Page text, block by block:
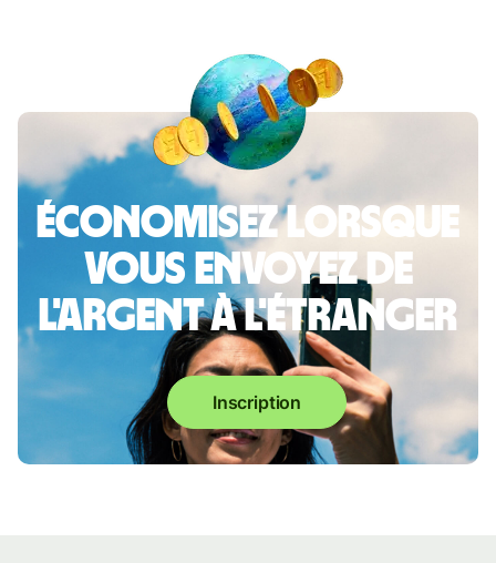
Économisez lorsque
vous envoyez de
l'argent à l'étranger
Inscription